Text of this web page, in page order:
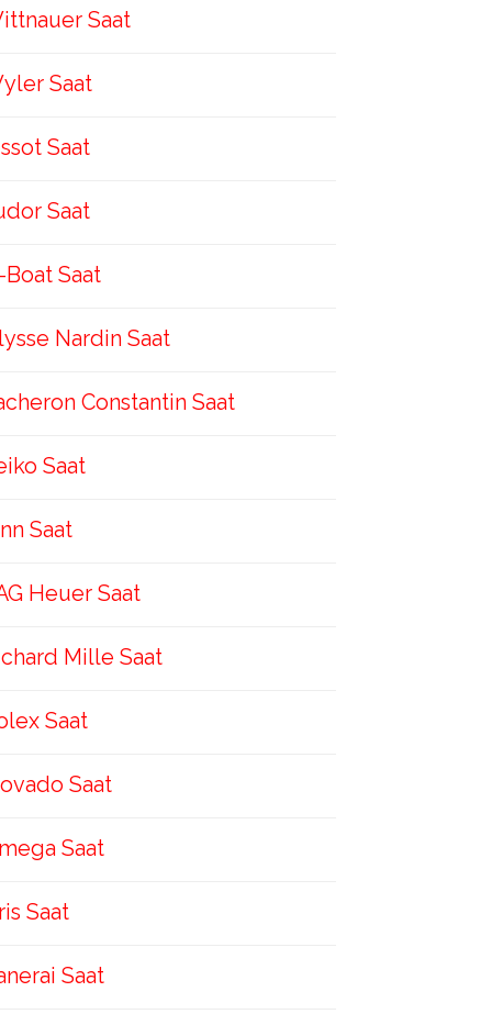
Saat
Saat
Saat
Saat
Boat Saat
Nardin Saat
Constantin Saat
Saat
Saat
Heuer Saat
Mille Saat
Saat
Saat
Saat
Saat
Saat